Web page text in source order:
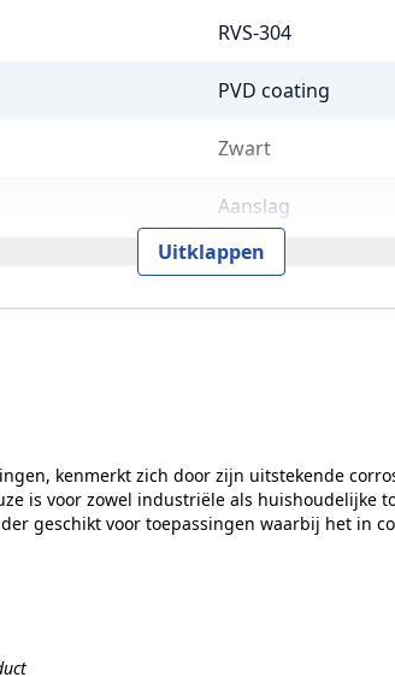
RVS-304
PVD coating
Zwart
Aanslag
Nee
50 kg
Uitklappen
kenmerkt zich door zijn uitstekende
is voor zowel industriële als huishoudelijke
geschikt voor toepassingen waarbij het in